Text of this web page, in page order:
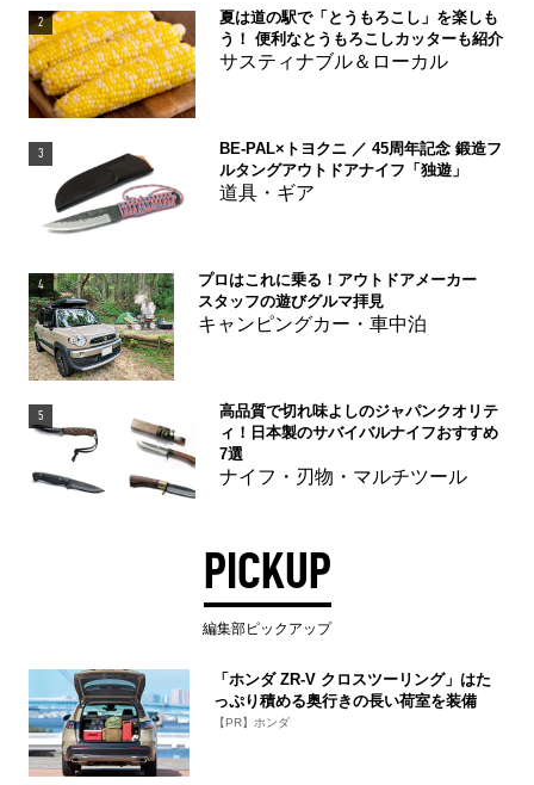
2
夏は道の駅で「とうもろこし」を楽しも
う！ 便利なとうもろこしカッターも紹介
サスティナブル＆ローカル
3
BE-PAL×トヨクニ ／ 45周年記念 鍛造フ
ルタングアウトドアナイフ「独遊」
道具・ギア
4
プロはこれに乗る！アウトドアメーカー
スタッフの遊びグルマ拝見
キャンピングカー・車中泊
5
高品質で切れ味よしのジャパンクオリテ
ィ！日本製のサバイバルナイフおすすめ
7選
ナイフ・刃物・マルチツール
PICKUP
編集部ピックアップ
「ホンダ ZR-V クロスツーリング」はた
っぷり積める奥行きの長い荷室を装備
【PR】ホンダ